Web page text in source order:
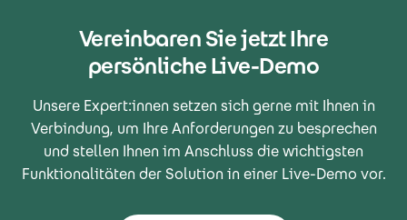
Vereinbaren Sie jetzt Ihre
persönliche Live-Demo
Unsere Expert:innen setzen sich gerne mit Ihnen in
Verbindung, um Ihre Anforderungen zu besprechen
und stellen Ihnen im Anschluss die wichtigsten
Funktionalitäten der Solution in einer Live-Demo vor.